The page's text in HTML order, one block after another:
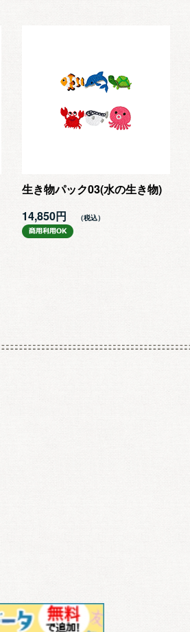
生き物パック03(水の生き物)
14,850円